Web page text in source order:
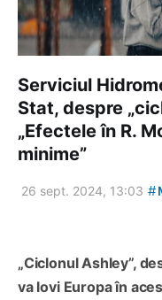
Serviciul
Stat, despre
„Efectele în R.
minime”
26 sept. 2024, 13:03 #
„Ciclonul Ashley”,
va lovi Europa în